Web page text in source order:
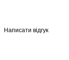
Написати відгук